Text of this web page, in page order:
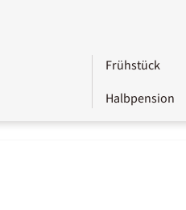
Frühstück
Halbpension